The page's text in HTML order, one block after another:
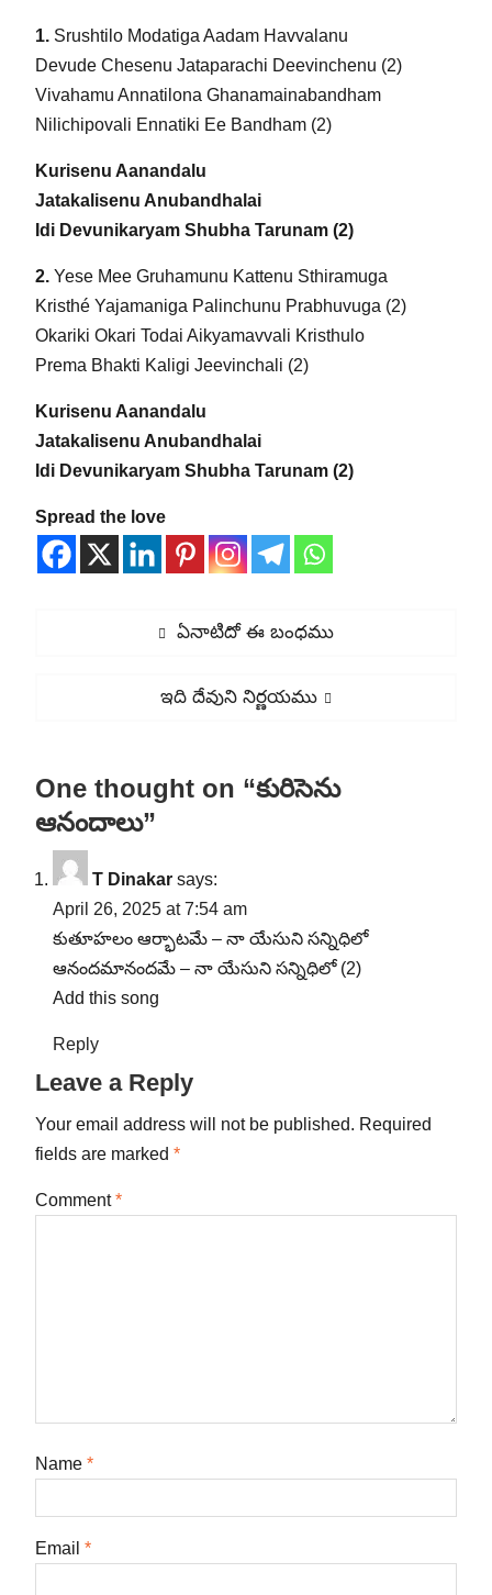
1.Srushtilo Modatiga Aadam Havvalanu
Devude Chesenu Jataparachi Deevinchenu (2)
Vivahamu Annatilona Ghanamainabandham
Nilichipovali Ennatiki Ee Bandham (2)
Kurisenu Aanandalu
Jatakalisenu Anubandhalai
Idi Devunikaryam Shubha Tarunam (2)
2.Yese Mee Gruhamunu Kattenu Sthiramuga
Kristhé Yajamaniga Palinchunu Prabhuvuga (2)
Okariki Okari Todai Aikyamavvali Kristhulo
Prema Bhakti Kaligi Jeevinchali (2)
Kurisenu Aanandalu
Jatakalisenu Anubandhalai
Idi Devunikaryam Shubha Tarunam (2)
Spread the love
Previous
ఏనాటిదో ఈ బంధము
Next
ఇది దేవుని నిర్ణయము
One thought on “కురిసెను
ఆనందాలు”
T Dinakar says:
April 26, 2025 at 7:54 am
కుతూహలం ఆర్భాటమే – నా యేసుని సన్నిధిలో
ఆనందమానందమే – నా యేసుని సన్నిధిలో (2)
Add this song
Reply
Leave a Reply
Your email address will not be published. Required
fields are marked *
Comment*
Name *
Email *